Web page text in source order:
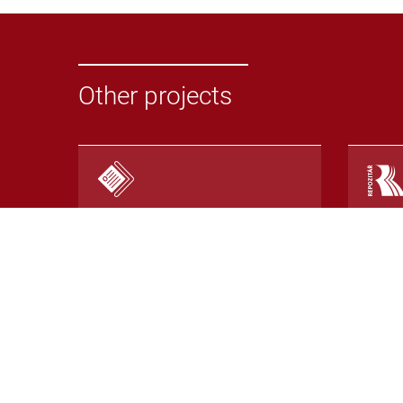
Other projects